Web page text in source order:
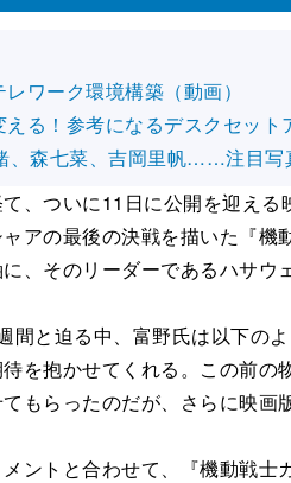
ワーク環境構築（動画）
る！参考になるデスクセット
、森七菜、吉岡里帆……注目写
、ついに11日に公開を迎える
アの最後の決戦を描いた『機
、そのリーダーであるハサウ
間と迫る中、富野氏は以下の
を抱かせてくれる。この前
もらったのだが、さらに映画
ントと合わせて、『機動戦士